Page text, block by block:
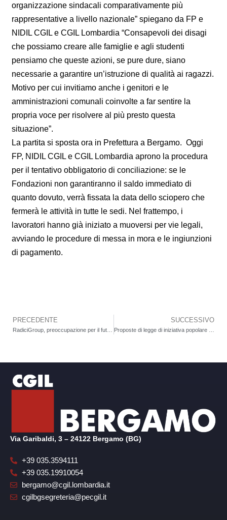
organizzazione sindacali comparativamente più
rappresentative a livello nazionale” spiegano da FP e
NIDIL CGIL e CGIL Lombardia “Consapevoli dei disagi
che possiamo creare alle famiglie e agli studenti
pensiamo che queste azioni, se pure dure, siano
necessarie a garantire un’istruzione di qualità ai ragazzi.
Motivo per cui invitiamo anche i genitori e le
amministrazioni comunali coinvolte a far sentire la
propria voce per risolvere al più presto questa
situazione”.
La partita si sposta ora in Prefettura a Bergamo. Oggi
FP, NIDIL CGIL e CGIL Lombardia aprono la procedura
per il tentativo obbligatorio di conciliazione: se le
Fondazioni non garantiranno il saldo immediato di
quanto dovuto, verrà fissata la data dello sciopero che
fermerà le attività in tutte le sedi. Nel frattempo, i
lavoratori hanno già iniziato a muoversi per vie legali,
avviando le procedure di messa in mora e le ingiunzioni
di pagamento.
Precedente
PRECEDENTE SUCCESSIVO
Via Garibaldi, 3 – 24122 Bergamo (BG)
+39 035.3594111
+39 035.19910054
bergamo@cgil.lombardia.it
cgilbgsegreteria@pecgil.it